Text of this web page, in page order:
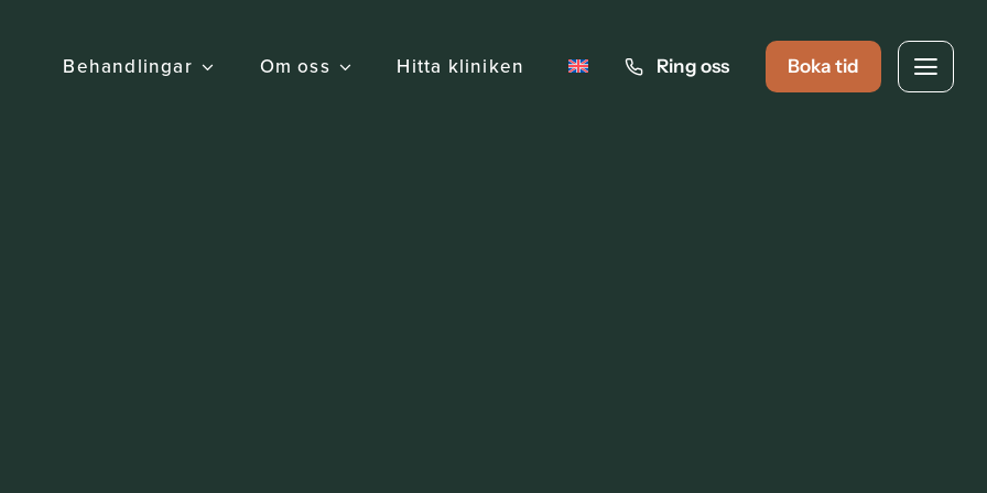
Behandlingar Om oss Hitta kliniken Ring oss Boka tid